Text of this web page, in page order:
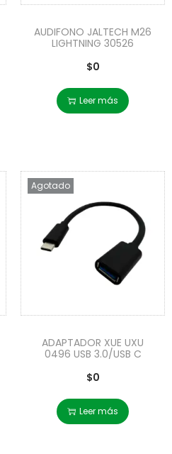
AUDIFONO JALTECH M26
LIGHTNING 30526
$0
Leer más
Agotado
ADAPTADOR XUE UXU
0496 USB 3.0/USB C
$0
Leer más